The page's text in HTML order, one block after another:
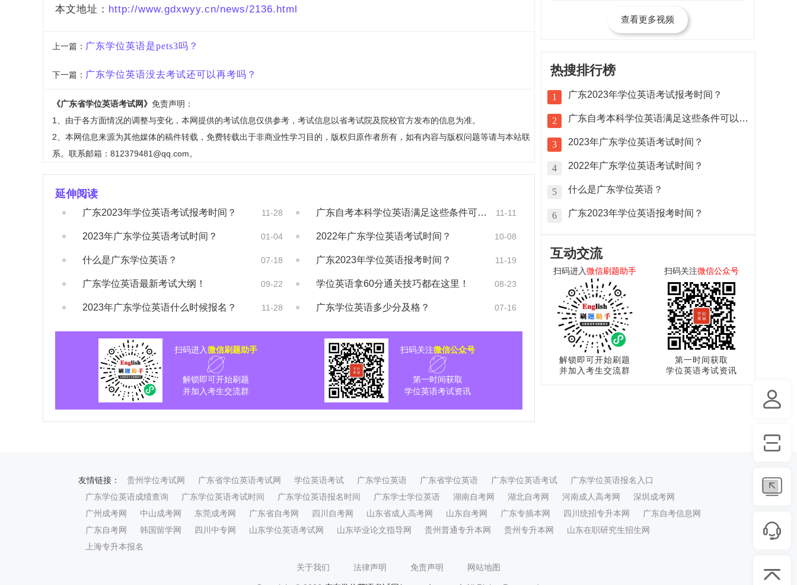
本文地址： http://www.gdxwyy.cn/news/2136.html
上一篇： 广东学位英语是pets3吗？
下一篇： 广东学位英语没去考试还可以再考吗？
《广东省学位英语考试网》 免责声明：
1、由于各方面情况的调整与变化，本网提供的考试信息仅供参考，考试信息以省考试院及院校官方发布的信息为准。
2、本网信息来源为其他媒体的稿件转载，免费转载出于非商业性学习目的，版权归原作者所有，如有内容与版权问题等请与本站联
系。联系邮箱：812379481@qq.com。
延伸阅读
广东2023年学位英语考试报考时间？ 11-28 广东自考本科学位英语满足这些条件可以免考 11-11
2023年广东学位英语考试时间？ 01-04 2022年广东学位英语考试时间？ 10-08
什么是广东学位英语？ 07-18 广东2023年学位英语报考时间？ 11-19
广东学位英语最新考试大纲！ 09-22 学位英语拿60分通关技巧都在这里！ 08-23
2023年广东学位英语什么时候报名？ 11-28 广东学位英语多少分及格？ 07-16
扫码进入微信刷题助手
解锁即可开始刷题
并加入考生交流群
扫码关注微信公众号
第一时间获取
学位英语考试资讯
查看更多视频
热搜排行榜
1 广东2023年学位英语考试报考时间？
2 广东自考本科学位英语满足这些条件可以免考
3 2023年广东学位英语考试时间？
4 2022年广东学位英语考试时间？
5 什么是广东学位英语？
6 广东2023年学位英语报考时间？
互动交流
扫码进入微信刷题助手
解锁即可开始刷题
并加入考生交流群
扫码关注微信公众号
第一时间获取
学位英语考试资讯
友情链接： 贵州学位考试网 广东省学位英语考试网 学位英语考试 广东学位英语 广东省学位英语 广东学位英语考试
广东学位英语报名入口
广东学位英语成绩查询
广东学位英语考试时间 广东学位英语报名时间 广东学士学位英语 湖南自考网 湖北自考网 河南成人高考网
深圳成考网
广州成考网
中山成考网 东莞成考网 广东省自考网 四川自考网 山东省成人高考网 山东自考网 广东专插本网 四川统招专升本网
广东自考信息网
广东自考网
韩国留学网 四川中专网 山东学位英语考试网 山东毕业论文指导网 贵州普通专升本网 贵州专升本网
山东在职研究生招生网
上海专升本报名
关于我们 法律声明 免责声明 网站地图